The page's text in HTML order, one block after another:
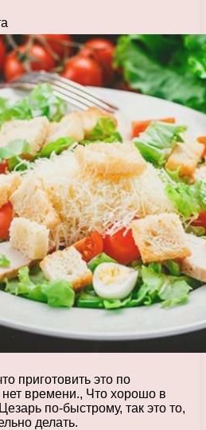
приготовить это по
времени., Что хорошо в
по-быстрому, так это то,
делать.